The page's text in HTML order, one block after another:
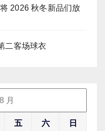
2026 秋冬新品们放
二客场球衣
月
五 六 日